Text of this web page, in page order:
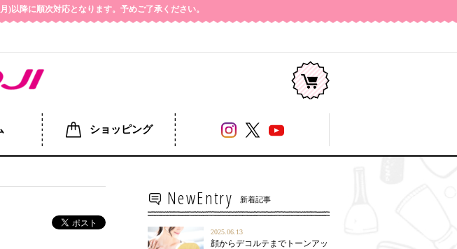
)以降に順次対応となります。予めご了承ください。
コージー本舗
ショッピング
NewEntry 新着記事
2025.06.13
顔からデコルテまでトーンアッ